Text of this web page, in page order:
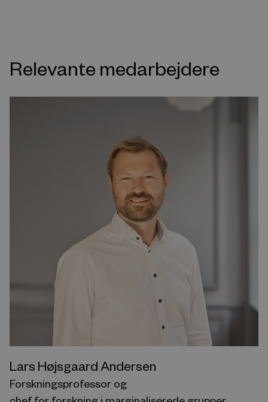
Relevante medarbejdere
Lars Højsgaard Andersen
Forskningsprofessor og